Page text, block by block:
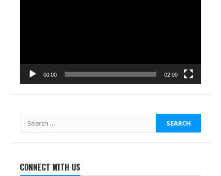
00:00 02:00
Search
for:
CONNECT WITH US